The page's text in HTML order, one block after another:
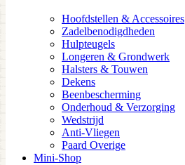
Hoofdstellen & Accessoires
Zadelbenodigdheden
Hulpteugels
Longeren & Grondwerk
Halsters & Touwen
Dekens
Beenbescherming
Onderhoud & Verzorging
Wedstrijd
Anti-Vliegen
Paard Overige
Mini-Shop